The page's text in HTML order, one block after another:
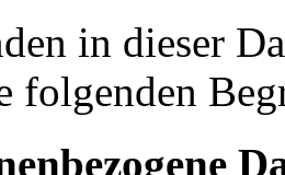
in dieser
folgenden